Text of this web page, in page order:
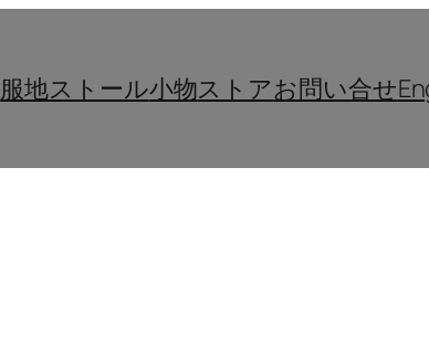
服地ストール小物ストアお問い合せ